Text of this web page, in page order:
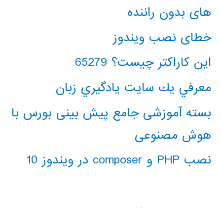
های بدون راننده
خطای نصب ویندوز
این کاراکتر چیست؟ 65279
معرفي يك سايت يادگيري زبان
بسته آموزشی جامع پیش بینی بورس با
هوش مصنوعی
نصب PHP و composer در ویندوز 10